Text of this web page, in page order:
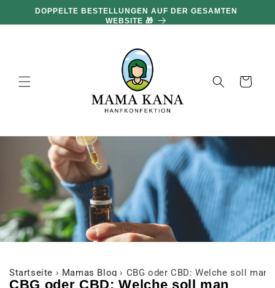
und zumDOPPELTE BESTELLUNGEN AUF DER GESAMTEN
WEBSITE 🎁
Warenkorb
Startseite › Mamas Blog › CBG oder CBD: Welche soll
CBG oder CBD: Welche soll man